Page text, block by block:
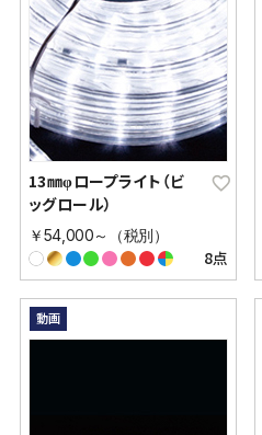
13㎜φロープライト（ビ
ッグロール）
￥54,000～（税別）
8点
動画